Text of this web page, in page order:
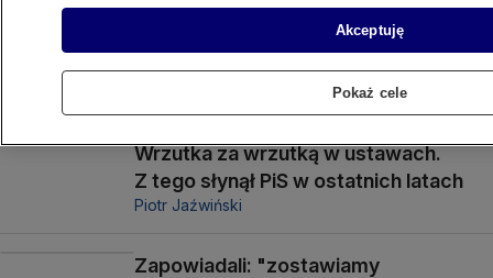
"Kodeksowe" i "niekodeksowe".
Cztery projekty ustaw dotyczących
aborcji
Wrzutka za wrzutką w ustawach.
Z tego słynął PiS w ostatnich latach
Piotr Jaźwiński
Zapowiadali: "zostawiamy
Akceptuję
Pokaż cele